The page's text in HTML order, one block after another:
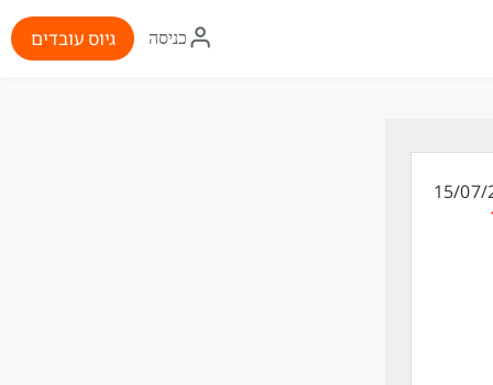
איקון
התחברות
כניסה גיוס עובדים
15/07/